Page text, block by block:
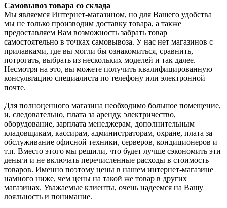
Самовывоз товара со склада
Мы являемся Интернет-магазином, но для Вашего удобства
мы не только производим доставку товара, а также
предоставляем Вам возможность забрать товар
самостоятельно в точках самовывоза. У нас нет магазинов с
прилавками, где вы могли бы ознакомиться, сравнить,
потрогать, выбрать из нескольких моделей и так далее.
Несмотря на это, вы можете получить квалифицированную
консультацию специалиста по телефону или электронной
почте.
Для полноценного магазина необходимо большое помещение,
и, следовательно, плата за аренду, электричество,
оборудование, зарплата менеджерам, дополнительным
кладовщикам, кассирам, администраторам, охране, плата за
обслуживание офисной техники, серверов, кондиционеров и
т.п. Вместо этого мы решили, что будет лучше сэкономить эти
деньги и не включать перечисленные расходы в стоимость
товаров. Именно поэтому цены в нашем интернет-магазине
намного ниже, чем цены на такой же товар в других
магазинах. Уважаемые клиенты, очень надеемся на Вашу
лояльность и понимание.